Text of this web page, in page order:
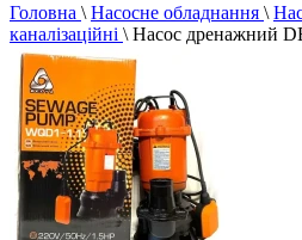
Головна \ Насосне обладнання \
каналізаційні \ Насос дренажний